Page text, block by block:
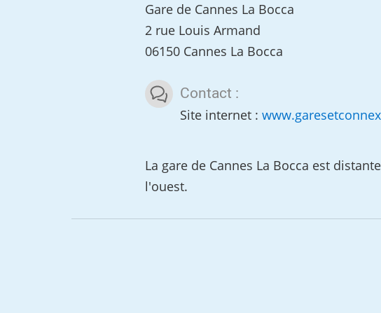
Gare de Cannes La Bocca
2 rue Louis Armand
06150 Cannes La Bocca
Contact :
Site internet :
La gare de Cannes La Bocca est
l'ouest.